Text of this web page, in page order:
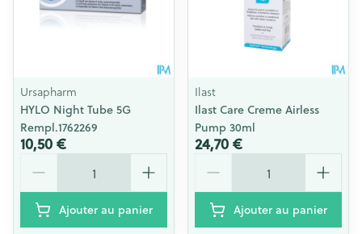
Ursapharm
HYLO Night Tube 5G
Rempl.1762269
10,50 €
Ajouter au panier
Ilast
Ilast Care Creme Airless
Pump 30ml
24,70 €
Ajouter au panier